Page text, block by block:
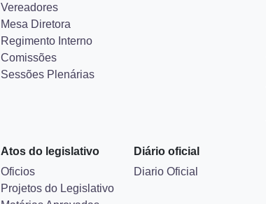
Vereadores
Mesa Diretora
Regimento Interno
Comissões
Sessões Plenárias
Atos do legislativo
Oficios
Projetos do Legislativo
Diário oficial
Diario Oficial